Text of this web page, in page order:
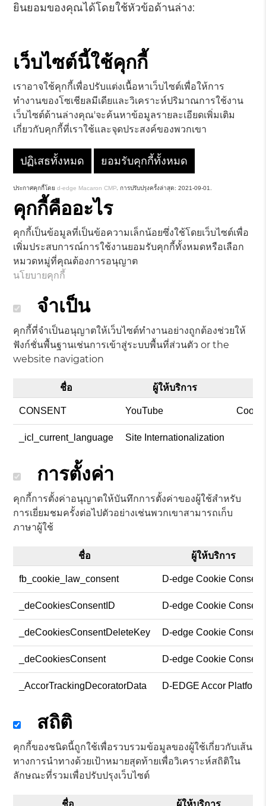
ยินยอมของคุณได้โดยใช้หัวข้อด้านล่าง:
เว็บไซต์นี้ใช้คุกกี้
เราอาจใช้คุกกี้เพื่อปรับแต่งเนื้อหาเว็บไซต์เพื่อให้การ
ทำงานของโซเชียลมีเดียและวิเคราะห์ปริมาณการใช้งาน
เว็บไซต์ด้านล่างคุณ'จะค้นหาข้อมูลรายละเอียดเพิ่มเติม
เกี่ยวกับคุกกี้ที่เราใช้และจุดประสงค์ของพวกเขา
ปฏิเสธทั้งหมด ยอมรับคุกกี้ทั้งหมด
ประกาศคุกกี้โดยd-edge Macaron CMP . การปรับปรุงครั้งล่าสุด: 2021-09-01.
คุกกี้คืออะไร
คุกกี้เป็นข้อมูลที่เป็นข้อความเล็กน้อยซึ่งใช้โดยเว็บไซต์เพื่อ
เพิ่มประสบการณ์การใช้งานยอมรับคุกกี้ทั้งหมดหรือเลือก
หมวดหมู่ที่คุณต้องการอนุญาต
นโยบายคุกกี้
จำเป็น
คุกกี้ที่จำเป็นอนุญาตให้เว็บไซต์ทำงานอย่างถูกต้องช่วยให้
ฟังก์ชั่นพื้นฐานเช่นการเข้าสู่ระบบพื้นที่ส่วนตัว or the
website navigation
ชื่อ ผู้ให้บริการ
CONSENT YouTube
_icl_current_language Site Internationalization
การตั้งค่า
คุกกี้การตั้งค่าอนุญาตให้บันทึกการตั้งค่าของผู้ใช้สำหรับ
การเยี่ยมชมครั้งต่อไปตัวอย่างเช่นพวกเขาสามารถเก็บ
ภาษาผู้ใช้
ชื่อ ผู้ให้บริการ
fb_cookie_law_consent D-edge Cookie Consent
_deCookiesConsentID D-edge Cookie Consent
_deCookiesConsentDeleteKey D-edge Cookie Consent
_deCookiesConsent D-edge Cookie Consent
_AccorTrackingDecoratorData D-EDGE Accor Platform
สถิติ
คุกกี้ของชนิดนี้ถูกใช้เพื่อรวบรวมข้อมูลของผู้ใช้เกี่ยวกับเส้น
ทางการนำทางด้วยเป้าหมายสุดท้ายเพื่อวิเคราะห์สถิติใน
ลักษณะที่รวมเพื่อปรับปรุงเว็บไซต์
ชื่อ ผู้ให้บริการ